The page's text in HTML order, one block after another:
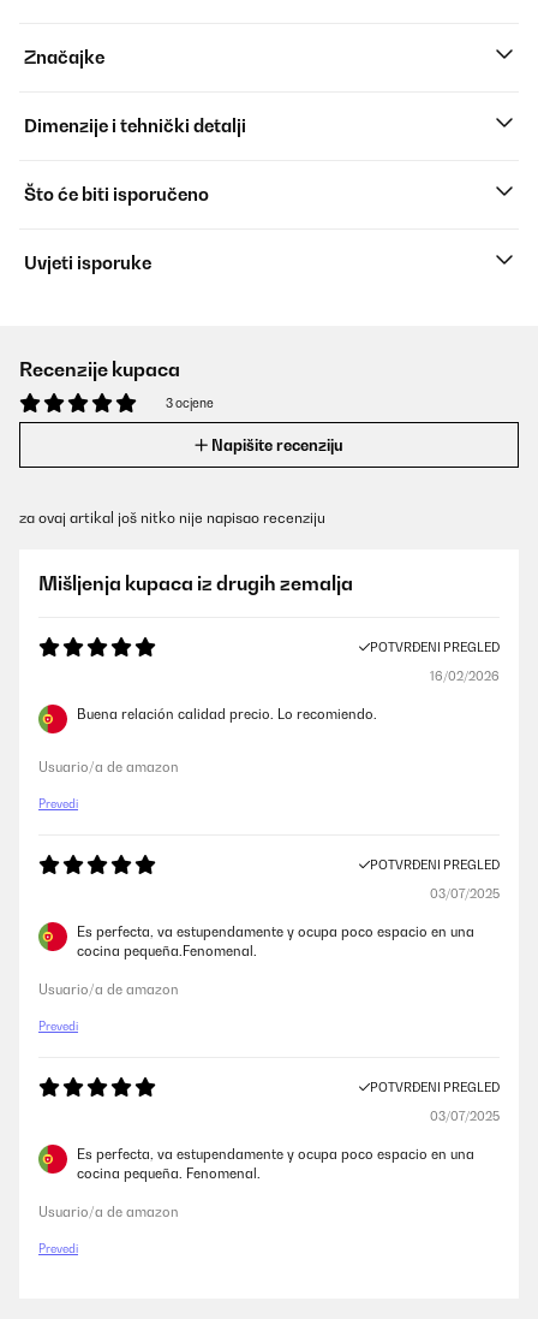
Značajke
Dimenzije i tehnički detalji
Što će biti isporučeno
Uvjeti isporuke
Recenzije kupaca
3 ocjene
Napišite recenziju
za ovaj artikal još nitko nije napisao recenziju
Mišljenja kupaca iz drugih zemalja
POTVRĐENI PREGLED
16/02/2026
Buena relación calidad precio. Lo recomiendo.
Usuario/a de amazon
Prevedi
POTVRĐENI PREGLED
03/07/2025
Es perfecta, va estupendamente y ocupa poco espacio en una
cocina pequeña.Fenomenal.
Usuario/a de amazon
Prevedi
POTVRĐENI PREGLED
03/07/2025
Es perfecta, va estupendamente y ocupa poco espacio en una
cocina pequeña. Fenomenal.
Usuario/a de amazon
Prevedi